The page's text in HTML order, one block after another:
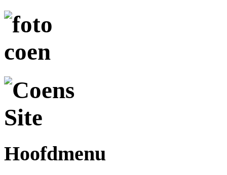
Hoofdmenu